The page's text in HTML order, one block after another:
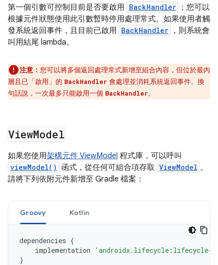
第一個引數可控制目前是否要啟用 BackHandler
；您可以
根據元件狀態使用此引數暫時停用處理常式。如果使用者觸
發系統返回事件，且目前已啟用 BackHandler
，則系統會
叫用結尾 lambda。
注意： 您可以將多個返回處理常式新增至組合內容，但位於最內
層且已「啟用」的 BackHandler 會處理並消耗系統返回事件。 換
句話說，一次最多只能啟用一個 BackHandler。
ViewModel
如果您使用架構元件 ViewModel 程式庫，可以呼叫
viewModel() 函式，從任何可組合項存取 ViewModel 。
請將下列依附元件新增至 Gradle 檔案：
Groovy Kotlin
dependencies {
implementation
'androidx.lifecycle:lifecycle-
}